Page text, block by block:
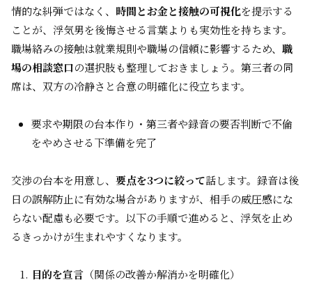
情的な糾弾ではなく、 時間とお金と接触の可視化を提示する
ことが、浮気男を後悔させる言葉よりも実効性を持ちます。
職場絡みの接触は就業規則や職場の信頼に影響するため、 職
場の相談窓口の選択肢も整理しておきましょう。第三者の同
席は、双方の冷静さと合意の明確化に役立ちます。
要求や期限の台本作り・第三者や録音の要否判断で不倫
をやめさせる下準備を完了
交渉の台本を用意し、 要点を3つに絞って話します。録音は後
日の誤解防止に有効な場合がありますが、相手の威圧感にな
らない配慮も必要です。以下の手順で進めると、浮気を止め
るきっかけが生まれやすくなります。
目的を宣言 （関係の改善か解消かを明確化）